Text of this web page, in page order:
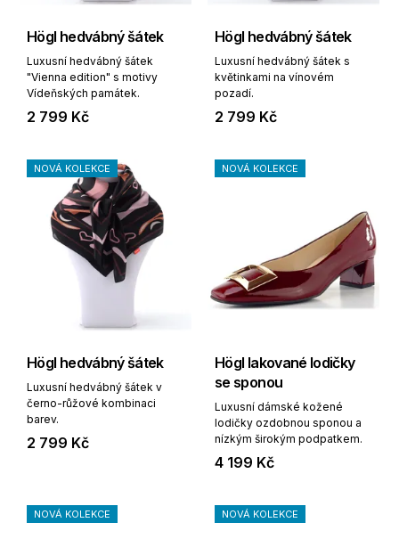
Högl hedvábný šátek
Luxusní hedvábný šátek
"Vienna edition" s motivy
Vídeňských památek.
2 799 Kč
Högl hedvábný šátek
Luxusní hedvábný šátek s
květinkami na vínovém
pozadí.
2 799 Kč
NOVÁ KOLEKCE
Högl hedvábný šátek
Luxusní hedvábný šátek v
černo-růžové kombinaci
barev.
2 799 Kč
NOVÁ KOLEKCE
Högl lakované lodičky
se sponou
Luxusní dámské kožené
lodičky ozdobnou sponou a
nízkým širokým podpatkem.
4 199 Kč
NOVÁ KOLEKCE NOVÁ KOLEKCE